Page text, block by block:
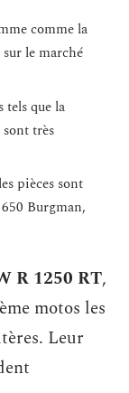
comme la
le marché
tels que la
très
pièces sont
Burgman,
R 1250 RT,
motos les
Leur